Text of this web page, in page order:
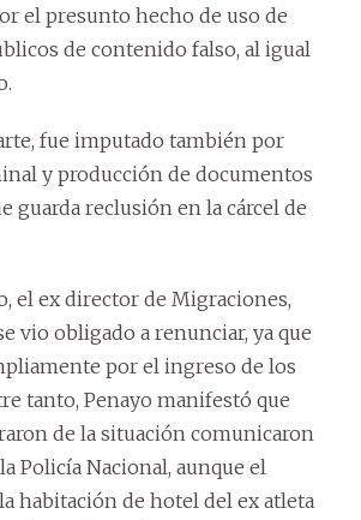
el presunto hecho de uso de
de contenido falso, al igual
fue imputado también por
y producción de documentos
guarda reclusión en la cárcel de
el ex director de Migraciones,
vio obligado a renunciar, ya que
por el ingreso de los
tanto, Penayo manifestó que
de la situación comunicaron
Policía Nacional, aunque el
habitación de hotel del ex atleta